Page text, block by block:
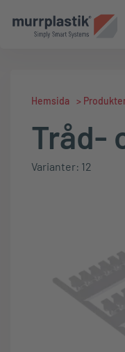
Hemsida >
Tråd-
Varianter: 12